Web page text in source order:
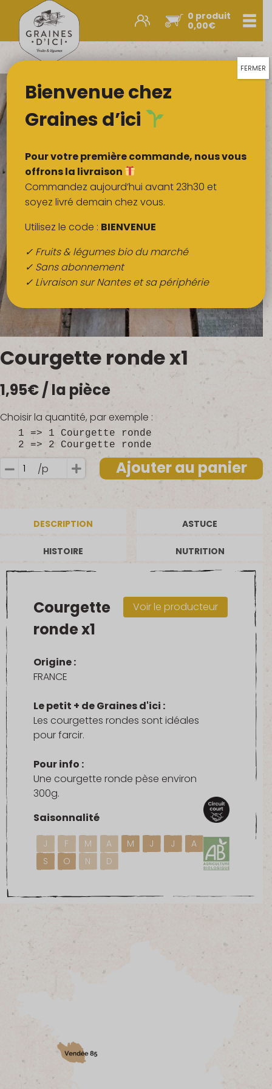
0 produit
0,00€
Promos et nouveautés
Légumes & œufs
Fruits
Viandes
Boulangerie
Crémerie
Poissons
Épicerie sucrée
Épices
Boissons
QUI SOMMES-NOUS ?
FRUITS BIO AU BUREAU
NOS PRODUCTEURS
NOS MARCHÉS
Courgette ronde x1
1,95€/ la pièce
Choisir la quantité, par exemple :
1 => 1 Courgette ronde
2 => 2 Courgette ronde
quantité
Courgette
/p Ajouter au panier
DESCRIPTION ASTUCE
HISTOIRE NUTRITION
Voir le producteur
Courgette
ronde x1
Origine :
FRANCE
Le petit + de Graines d'ici :
Les courgettes rondes sont idéales
pour farcir.
Pour info :
Une courgette ronde pèse environ
300g.
Saisonnalité
J F M A M J J
A
S
O N D
Bienvenue chez
Graines d’ici
Pour votre première commande, nous vous
offrons la livraison
Commandez aujourd’hui avant 23h30 et
soyez livré demain chez vous.
Utilisez le code : BIENVENUE
✓ Fruits & légumes bio du marché
✓ Sans abonnement
✓ Livraison sur Nantes et sa périphérie
FERMER